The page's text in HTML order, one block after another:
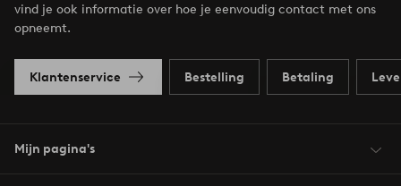
vind je ook informatie over hoe je eenvoudig contact met ons
opneemt.
Klantenservice Bestelling Betaling
Mijn pagina's